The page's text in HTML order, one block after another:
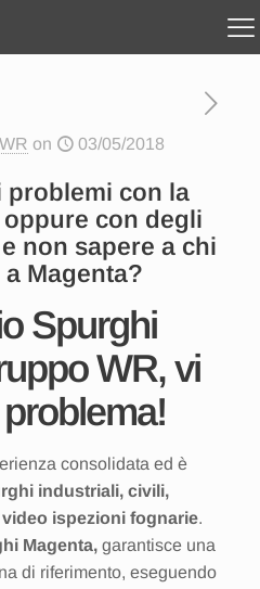
on 03/05/2018
problemi con la
con degli
non sapere a chi
Magenta?
Spurghi
WR, vi
consolidata ed è
industriali, civili,
ispezioni fognarie.
Magenta, garantisce una
di riferimento, eseguendo